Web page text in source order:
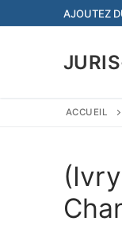
au
AJOUTEZ
ACCUEIL